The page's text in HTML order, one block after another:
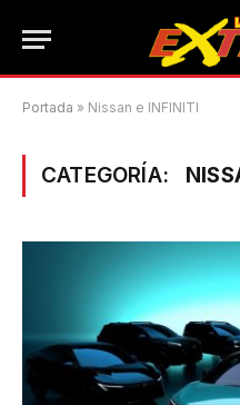
Portada » Nissan e INFINITI
CATEGORÍA: